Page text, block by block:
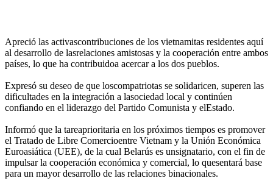
Apreció las activascontribuciones de los vietnamitas residentes aquí
al desarrollo de lasrelaciones amistosas y la cooperación entre ambos
países, lo que ha contribuidoa acercar a los dos pueblos.
Expresó su deseo de que loscompatriotas se solidaricen, superen las
dificultades en la integración a lasociedad local y continúen
confiando en el liderazgo del Partido Comunista y elEstado.
Informó que la tareaprioritaria en los próximos tiempos es promover
el Tratado de Libre Comercioentre Vietnam y la Unión Económica
Euroasiática (UEE), de la cual Belarús es unsignatario, con el fin de
impulsar la cooperación económica y comercial, lo quesentará base
para un mayor desarrollo de las relaciones binacionales.